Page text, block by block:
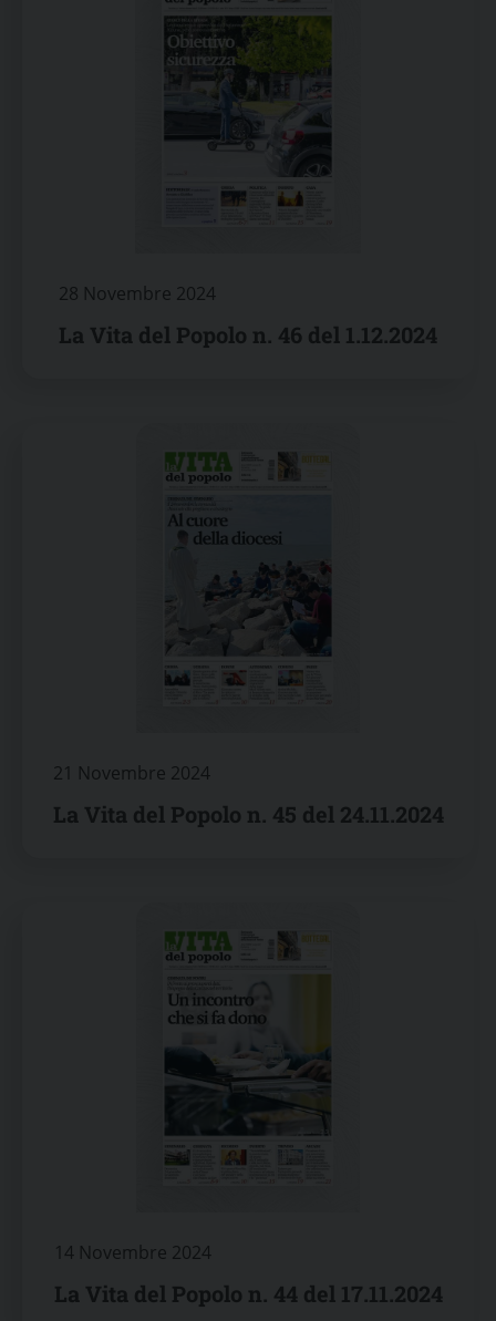
28 Novembre 2024
La Vita del Popolo n. 46 del 1.12.2024
21 Novembre 2024
La Vita del Popolo n. 45 del 24.11.2024
14 Novembre 2024
La Vita del Popolo n. 44 del 17.11.2024